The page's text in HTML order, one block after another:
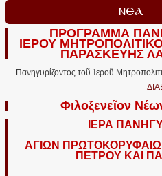
ΝΕΑ
ΠΡΟΓΡΑΜΜΑ
ΙΕΡΟΥ
ΠΑΡΑΣΚΕΥΗΣ
Πανηγυρίζοντος τοῦ Ἱεροῦ
Φιλοξενεῖον
ΙΕΡΑ
ΑΓΙΩΝ
ΠΕΤΡΟΥ ΚΑΙ